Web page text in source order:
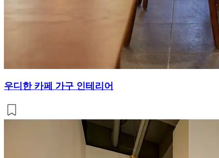
우디한 카페 가구 인테리어